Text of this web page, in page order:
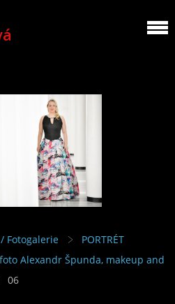
Fotogalerie
PORTRÉT
foto Alexandr Špunda, makeup and
06